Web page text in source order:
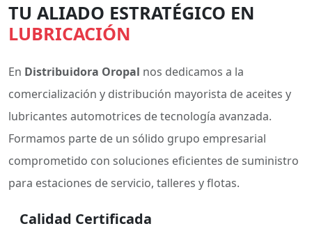
TU ALIADO ESTRATÉGICO EN
LUBRICACIÓN
En Distribuidora Oropal nos dedicamos a la
comercialización y distribución mayorista de aceites y
lubricantes automotrices de tecnología avanzada.
Formamos parte de un sólido grupo empresarial
comprometido con soluciones eficientes de suministro
para estaciones de servicio, talleres y flotas.
Calidad Certificada